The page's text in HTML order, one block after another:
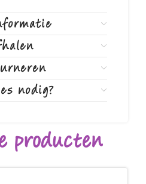
nodig?
producten